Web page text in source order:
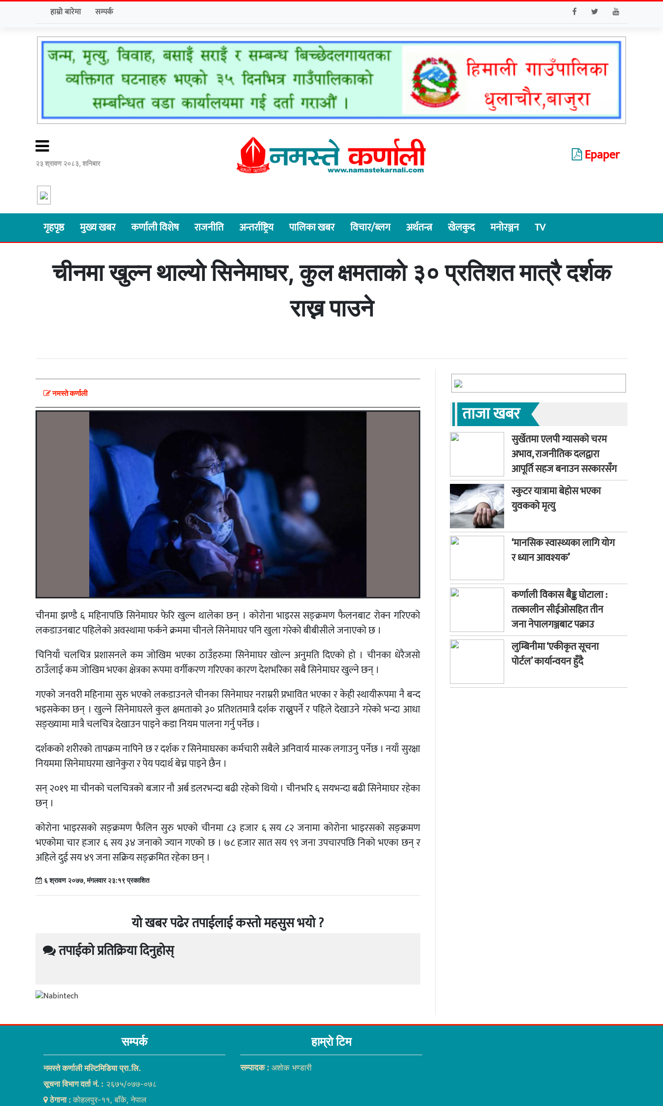
हाम्रो बारेमा सम्पर्क
२३ श्रावण २०८३, शनिबार Epaper
गृहपृष्ठ मुख्य खबर कर्णाली विशेष राजनीति अन्तर्राष्ट्रिय पालिका खबर विचार/ब्लग अर्थतन्त्र खेलकुद मनोरञ्जन TV
चीनमा खुल्न थाल्याे सिनेमाघर, कुल क्षमताकाे ३० प्रतिशत मात्रै दर्शक
राख्न पाउने
नमस्ते कर्णाली
चीनमा झण्डै ६ महिनापछि सिनेमाघर फेरि खुल्न थालेका छन् । कोरोना भाइरस सङ्क्रमण फैलनबाट रोक्न गरिएको
लकडाउनबाट पहिलेको अवस्थामा फर्कने क्रममा चीनले सिनेमाघर पनि खुला गरेको बीबीसीले जनाएको छ ।
चिनियाँ चलचित्र प्रशासनले कम जोखिम भएका ठाउँहरुमा सिनेमाघर खोल्न अनुमति दिएको हो । चीनका धेरैजसो
ठाउँलाई कम जोखिम भएका क्षेत्रका रूपमा वर्गीकरण गरिएका कारण देशभरिका सबै सिनेमाघर खुल्ने छन् ।
गएको जनवरी महिनामा सुरु भएको लकडाउनले चीनका सिनेमाघर नराम्ररी प्रभावित भएका र केही स्थायीरूपमा नै बन्द
भइसकेका छन् । खुल्ने सिनेमाघरले कुल क्षमताको ३० प्रतिशतमात्रै दर्शक राख्नुपर्ने र पहिले देखाउने गरेको भन्दा आधा
सङ्ख्यामा मात्रै चलचित्र देखाउन पाइने कडा नियम पालना गर्नु पर्नेछ ।
दर्शकको शरीरको तापक्रम नापिने छ र दर्शक र सिनेमाघरका कर्मचारी सबैले अनिवार्य मास्क लगाउनु पर्नेछ । नयाँ सुरक्षा
नियममा सिनेमाघरमा खानेकुरा र पेय पदार्थ बेच्न पाइने छैन ।
सन् २०१९ मा चीनको चलचित्रको बजार नौ अर्ब डलरभन्दा बढी रहेको थियो । चीनभरि ६ सयभन्दा बढी सिनेमाघर रहेका
छन् ।
कोरोना भाइरसको सङ्क्रमण फैलिन सुरु भएकाे चीनमा ८३ हजार ६ सय ८२ जनामा कोरोना भाइरसकाे सङ्क्रमण
भएकोमा चार हजार ६ सय ३४ जनाको ज्यान गएको छ । ७८ हजार सात सय ९९ जना उपचारपछि निको भएका छन् र
अहिले दुई सय ४९ जना सक्रिय सङ्क्रमित रहेका छन् ।
६ श्रावण २०७७, मंगलवार २३:१९ प्रकाशित
यो खबर पढेर तपाईलाई कस्तो महसुस भयो ?
तपाईको प्रतिक्रिया दिनुहोस्
ताजा खबर
सुर्खेतमा एलपी ग्यासको चरम
अभाव, राजनीतिक दलद्वारा
आपूर्ति सहज बनाउन सरकारसँग
माग
स्कुटर यात्रामा बेहोस भएका
युवकको मृत्यु
‘मानसिक स्वास्थ्यका लागि योग
र ध्यान आवश्यक’
कर्णाली विकास बैङ्क घोटाला :
तत्कालीन सीईओसहित तीन
जना नेपालगञ्जबाट पक्राउ
लुम्बिनीमा ‘एकीकृत सूचना
पोर्टल’ कार्यान्वयन हुँदै
सम्पर्क
नमस्ते कर्णाली मल्टिमिडिया प्रा.लि.
सूचना विभाग दर्ता नं. : २६७५/०७७-०७८
ठेगाना :काेहलपुर-११, बाँके, नेपाल
हाम्राे टिम
सम्पादक :अशाेक भण्डारी